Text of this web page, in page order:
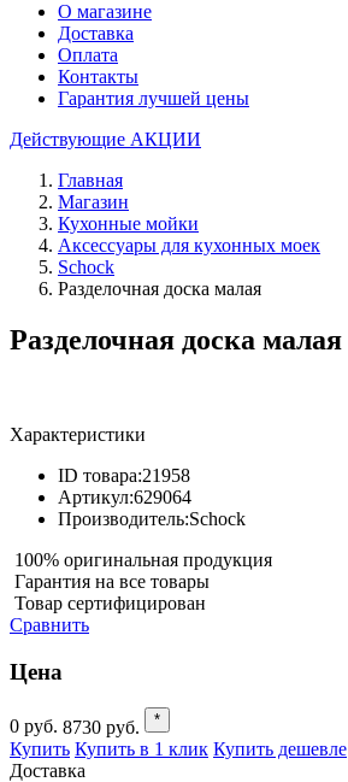
О магазине
Доставка
Оплата
Контакты
Гарантия лучшей цены
Действующие АКЦИИ
Главная
Магазин
Кухонные мойки
Аксессуары для кухонных моек
Schock
Разделочная доска малая
Разделочная доска малая
Характеристики
ID товара:21958
Артикул:629064
Производитель:Schock
100% оригинальная продукция
Гарантия на все товары
Товар сертифицирован
Сравнить
Цена
0 руб. 8730 руб. *
Купить Купить в 1 клик Купить дешевле
Доставка